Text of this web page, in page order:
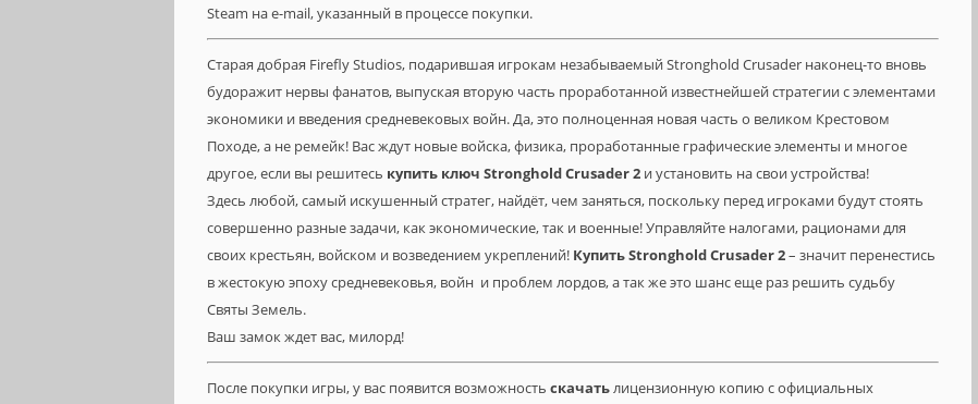
Steam на e-mail, указанный в процессе покупки.
Старая добрая Firefly Studios, подарившая игрокам незабываемый Stronghold Crusader наконец-то вновь
будоражит нервы фанатов, выпуская вторую часть проработанной известнейшей стратегии с элементами
экономики и введения средневековых войн. Да, это полноценная новая часть о великом Крестовом
Походе, а не ремейк! Вас ждут новые войска, физика, проработанные графические элементы и многое
другое, если вы решитесь купить ключ StrongholdCrusader2 и установить на свои устройства!
Здесь любой, самый искушенный стратег, найдёт, чем заняться, поскольку перед игроками будут стоять
совершенно разные задачи, как экономические, так и военные! Управляйте налогами, рационами для
своих крестьян, войском и возведением укреплений! КупитьStrongholdCrusader2– значит перенестись
в жестокую эпоху средневековья, войн и проблем лордов, а так же это шанс еще раз решить судьбу
Святы Земель.
Ваш замок ждет вас, милорд!
После покупки игры, у вас появится возможность скачатьлицензионную копию с официальных